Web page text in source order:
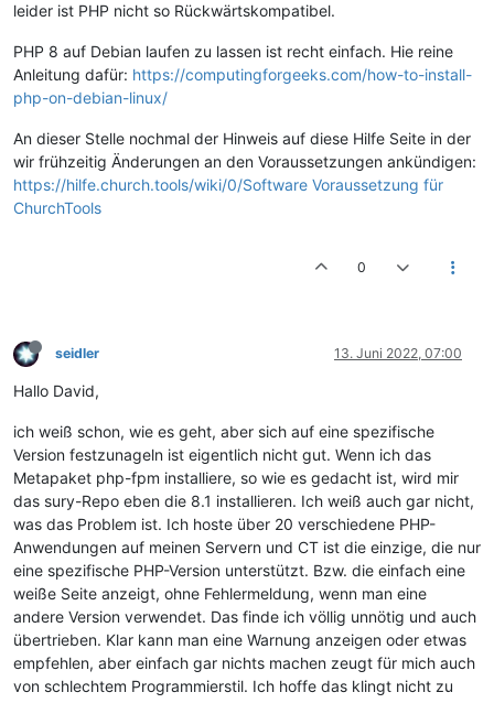
leider ist PHP nicht so Rückwärtskompatibel.
PHP 8 auf Debian laufen zu lassen ist recht einfach. Hie reine
Anleitung dafür: https://computingforgeeks.com/how-to-install-
php-on-debian-linux/
An dieser Stelle nochmal der Hinweis auf diese Hilfe Seite in der
wir frühzeitig Änderungen an den Voraussetzungen ankündigen:
https://hilfe.church.tools/wiki/0/Software Voraussetzung für
ChurchTools
0
seidler 13. Juni 2022, 07:00
Hallo David,
ich weiß schon, wie es geht, aber sich auf eine spezifische
Version festzunageln ist eigentlich nicht gut. Wenn ich das
Metapaket php-fpm installiere, so wie es gedacht ist, wird mir
das sury-Repo eben die 8.1 installieren. Ich weiß auch gar nicht,
was das Problem ist. Ich hoste über 20 verschiedene PHP-
Anwendungen auf meinen Servern und CT ist die einzige, die nur
eine spezifische PHP-Version unterstützt. Bzw. die einfach eine
weiße Seite anzeigt, ohne Fehlermeldung, wenn man eine
andere Version verwendet. Das finde ich völlig unnötig und auch
übertrieben. Klar kann man eine Warnung anzeigen oder etwas
empfehlen, aber einfach gar nichts machen zeugt für mich auch
von schlechtem Programmierstil. Ich hoffe das klingt nicht zu